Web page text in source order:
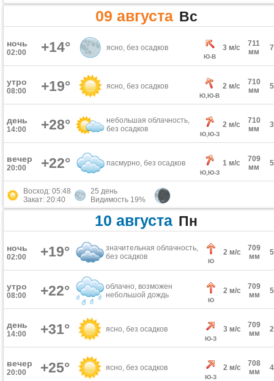
09 августа Вс
ночь
02:00 +14° ясно, без осадков
Ю-В
3 м/с
711
мм
утро
08:00 +19° ясно, без осадков
Ю,Ю-В
2 м/с
710
мм
день
14:00 +28°
небольшая облачность,
без осадков
Ю,Ю-З
2 м/с
710
мм
вечер
20:00 +22° пасмурно, без осадков
Ю,Ю-З
1 м/с
709
мм
Восход: 05:48
Закат: 20:40
25 день
Видимость 19%
10 августа Пн
ночь
02:00 +19°
значительная облачность,
без осадков
Ю
2 м/с
709
мм
утро
08:00 +22°
облачно, возможен
небольшой дождь
Ю
2 м/с
709
мм
день
14:00 +31° ясно, без осадков
Ю-З
3 м/с
709
мм
вечер
20:00 +25° ясно, без осадков
Ю-З
2 м/с
708
мм